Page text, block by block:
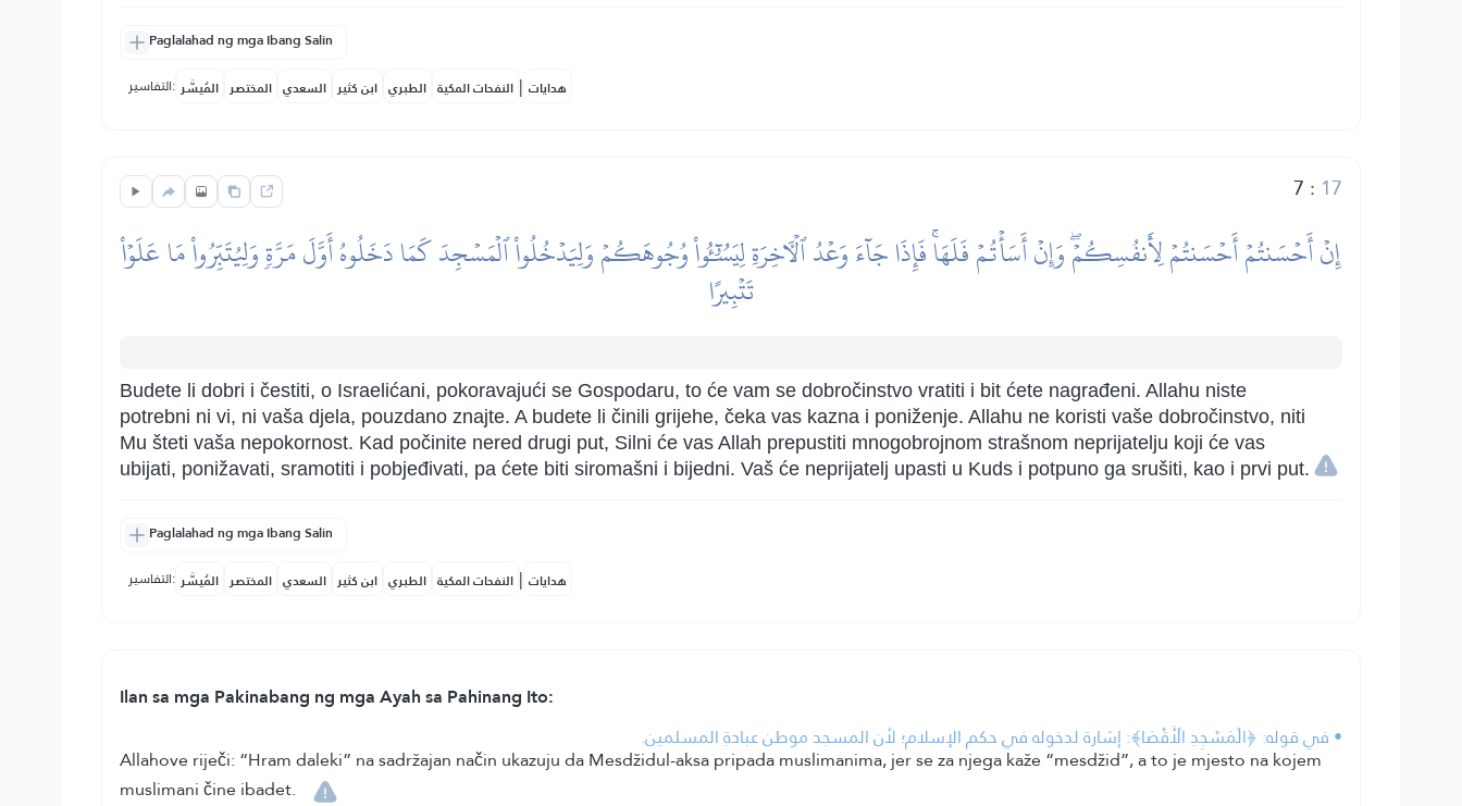
Paglalahad ng mga Ibang Salin
التفاسير: المُيسَّر المختصر السعدي ابن كثير الطبري النفحات المكية | هدايات
7 : 17
إِنۡ أَحۡسَنتُمۡ أَحۡسَنتُمۡ لِأَنفُسِكُمۡۖ وَإِنۡ أَسَأۡتُمۡ فَلَهَاۚ فَإِذَا جَآءَ وَعۡدُ ٱلۡأٓخِرَةِ لِيَسُـُٔواْ وُجُوهَكُمۡ وَلِيَدۡخُلُواْ ٱلۡمَسۡجِدَ كَمَا دَخَلُوهُ أَوَّلَ مَرَّةٖ وَلِيُتَبِّرُواْ مَا عَلَوۡاْ
تَتۡبِيرًا
Budete li dobri i čestiti, o Israelićani, pokoravajući se Gospodaru, to će vam se dobročinstvo vratiti i bit ćete nagrađeni. Allahu niste
potrebni ni vi, ni vaša djela, pouzdano znajte. A budete li činili grijehe, čeka vas kazna i poniženje. Allahu ne koristi vaše dobročinstvo, niti
Mu šteti vaša nepokornost. Kad počinite nered drugi put, Silni će vas Allah prepustiti mnogobrojnom strašnom neprijatelju koji će vas
ubijati, ponižavati, sramotiti i pobjeđivati, pa ćete biti siromašni i bijedni. Vaš će neprijatelj upasti u Kuds i potpuno ga srušiti, kao i prvi put.
Paglalahad ng mga Ibang Salin
التفاسير: المُيسَّر المختصر السعدي ابن كثير الطبري النفحات المكية | هدايات
Ilan sa mga Pakinabang ng mga Ayah sa Pahinang Ito:
• في قوله: ﴿الْمَسْجِدِ الْأَقْصَا﴾: إشارة لدخوله في حكم الإسلام؛ لأن المسجد موطن عبادةِ المسلمين.
Allahove riječi: “Hram daleki” na sadržajan način ukazuju da Mesdžidul-aksa pripada muslimanima, jer se za njega kaže “mesdžid”, a to je mjesto na kojem
muslimani čine ibadet.